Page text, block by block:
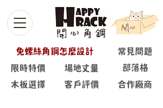
免螺絲角鋼怎麼設計
常見問題
限時特價
場地丈量
部落格
木板選擇
客戶評價 合作廠商